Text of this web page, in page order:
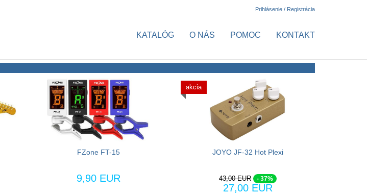
Prihlásenie / Registrácia
KATALÓG O NÁS POMOC KONTAKT
FZone FT-15
9,90 EUR
akcia
JOYO JF-32 Hot Plexi
43,00 EUR - 37%
27,00 EUR